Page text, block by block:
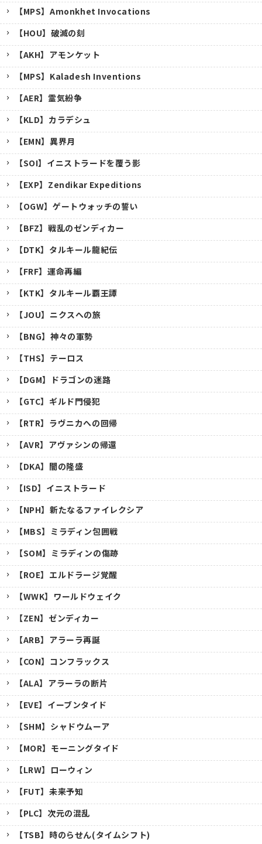
【MPS】Amonkhet Invocations
【HOU】破滅の刻
【AKH】アモンケット
【MPS】Kaladesh Inventions
【AER】霊気紛争
【KLD】カラデシュ
【EMN】異界月
【SOI】イニストラードを覆う影
【EXP】Zendikar Expeditions
【OGW】ゲートウォッチの誓い
【BFZ】戦乱のゼンディカー
【DTK】タルキール龍紀伝
【FRF】運命再編
【KTK】タルキール覇王譚
【JOU】ニクスへの旅
【BNG】神々の軍勢
【THS】テーロス
【DGM】ドラゴンの迷路
【GTC】ギルド門侵犯
【RTR】ラヴニカへの回帰
【AVR】アヴァシンの帰還
【DKA】闇の隆盛
【ISD】イニストラード
【NPH】新たなるファイレクシア
【MBS】ミラディン包囲戦
【SOM】ミラディンの傷跡
【ROE】エルドラージ覚醒
【WWK】ワールドウェイク
【ZEN】ゼンディカー
【ARB】アラーラ再誕
【CON】コンフラックス
【ALA】アラーラの断片
【EVE】イーブンタイド
【SHM】シャドウムーア
【MOR】モーニングタイド
【LRW】ローウィン
【FUT】未来予知
【PLC】次元の混乱
【TSB】時のらせん(タイムシフト)